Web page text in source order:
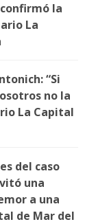
la
La
“Si
no la
La Capital
del caso
una
a una
de Mar del